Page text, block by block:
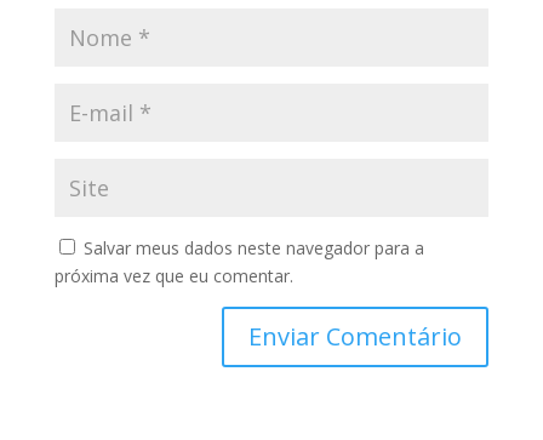
Salvar meus dados neste navegador para a
próxima vez que eu comentar.